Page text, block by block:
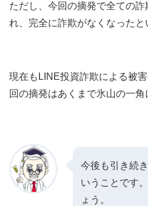
ただし、今回の摘発で全ての
れ、完全に詐欺がなくなったと
現在もLINE投資詐欺による被
回の摘発はあくまで氷山の一角
今後も引き続
いうことです
ょう。